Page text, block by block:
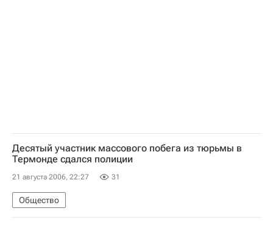
Десятый участник массового побега из тюрьмы в
Термонде сдался полиции
21 августа 2006, 22:27 31
Общество